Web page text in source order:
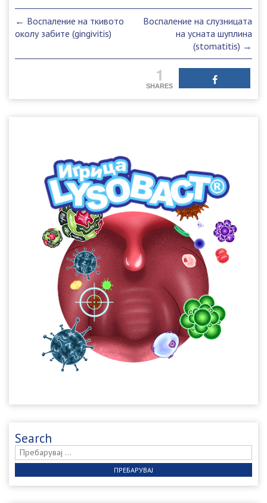
Post
navigation
← Воспаление на ткивото
околу забите (gingivitis)
Воспаление на слузницата
на усната шуплина
(stomatitis) →
1
SHARES
Search
Пребарувај
за: